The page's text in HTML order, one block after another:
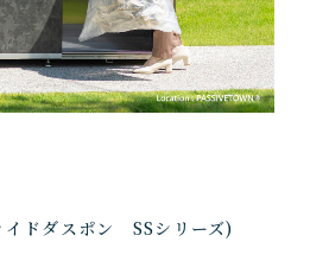
イドダスポン SSシリーズ)